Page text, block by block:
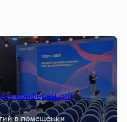
конференций
в помещении